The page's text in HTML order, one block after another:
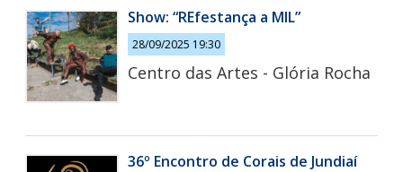
Show: “REfestança a MIL”
28/09/2025 19:30
Centro das Artes - Glória Rocha
36º Encontro de Corais de Jundiaí